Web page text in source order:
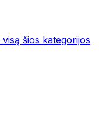
šios kategorijos